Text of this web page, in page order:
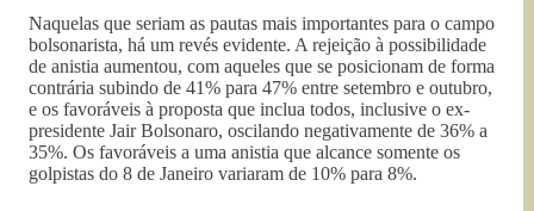
Naquelas que seriam as pautas mais importantes para o campo
bolsonarista, há um revés evidente. A rejeição à possibilidade
de anistia aumentou, com aqueles que se posicionam de forma
contrária subindo de 41% para 47% entre setembro e outubro,
e os favoráveis à proposta que inclua todos, inclusive o ex-
presidente Jair Bolsonaro, oscilando negativamente de 36% a
35%. Os favoráveis a uma anistia que alcance somente os
golpistas do 8 de Janeiro variaram de 10% para 8%.